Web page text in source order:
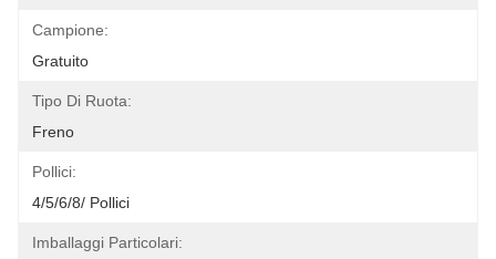
Campione:
Gratuito
Tipo Di Ruota:
Freno
Pollici:
4/5/6/8/ Pollici
Imballaggi Particolari: